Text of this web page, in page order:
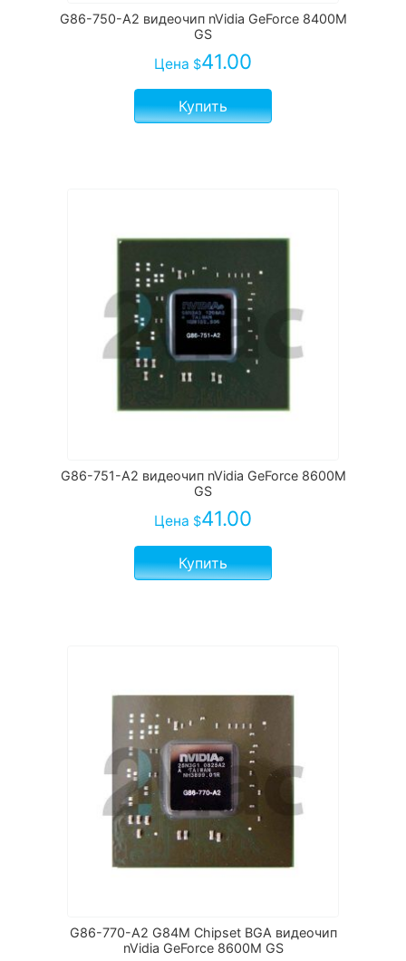
G86-750-A2 видеочип nVidia GeForce 8400M
GS
Цена $41.00
Купить
G86-751-A2 видеочип nVidia GeForce 8600M
GS
Цена $41.00
Купить
G86-770-A2 G84M Chipset BGA видеочип
nVidia GeForce 8600M GS